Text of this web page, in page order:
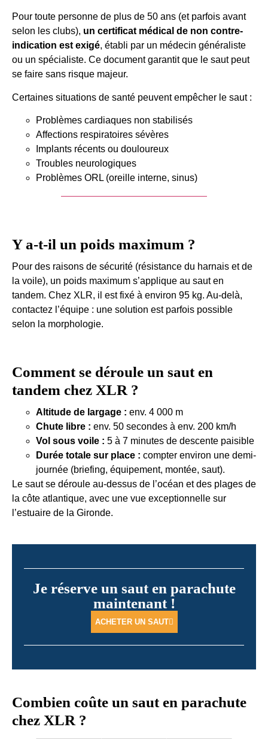
Pour toute personne de plus de 50 ans (et parfois avant
selon les clubs), un certificat médical de non contre-
indication est exigé, établi par un médecin généraliste
ou un spécialiste. Ce document garantit que le saut peut
se faire sans risque majeur.
Certaines situations de santé peuvent empêcher le saut :
Problèmes cardiaques non stabilisés
Affections respiratoires sévères
Implants récents ou douloureux
Troubles neurologiques
Problèmes ORL (oreille interne, sinus)
Y a-t-il un poids maximum ?
Pour des raisons de sécurité (résistance du harnais et de
la voile), un poids maximum s’applique au saut en
tandem. Chez XLR, il est fixé à environ 95 kg. Au-delà,
contactez l’équipe : une solution est parfois possible
selon la morphologie.
Comment se déroule un saut en
tandem chez XLR ?
Altitude de largage : env. 4 000 m
Chute libre : env. 50 secondes à env. 200 km/h
Vol sous voile : 5 à 7 minutes de descente paisible
Durée totale sur place : compter environ une demi-
journée (briefing, équipement, montée, saut).
Le saut se déroule au-dessus de l’océan et des plages de
la côte atlantique, avec une vue exceptionnelle sur
l’estuaire de la Gironde.
Je réserve un saut en parachute
maintenant !
ACHETER UN SAUT
Combien coûte un saut en parachute
chez XLR ?